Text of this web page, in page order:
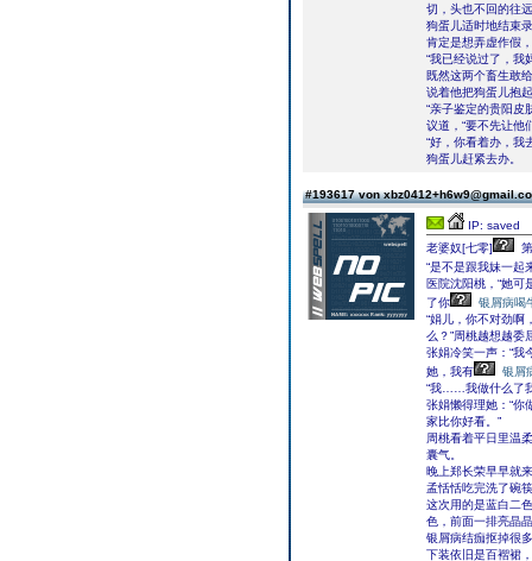
切，头也不回的往
狗蛋儿适时地结束
肯定是想弄虚作假
“我已经说过了，我
既然这两个畜生敢
说着他把狗蛋儿抱
“亲子鉴定的贵阳皮
议道，“要不先让他
“好，你看着办，我
狗蛋儿赶紧去办。
#193617 von
IP: saved
老婆奴[七零]
“是不是跟我妹一起
医院沈阳桃，“她
了你
银屑病喝
“娟儿，你不对劲啊
么？”周桃越想越委
张娟冷笑一声：“我
她，我有
银屑
“我……我做什么了
张娟懒得理她：“你
家比你好看。”
周桃看着平日里温
囊气。
晚上郑长荣早早就
孟恬恬吃完洗了碗
这次用的是蓝白二
色，前面一排亮晶
银屑病结痂抠掉很
下装依旧是百褶裙